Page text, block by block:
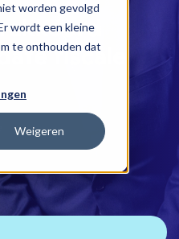
worden gevolgd
wordt een kleine
te onthouden dat
Weigeren
fiscale